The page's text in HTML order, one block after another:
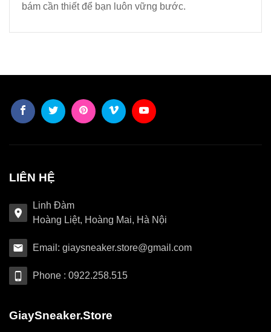
bám cần thiết để bạn luôn vững bước.
LIÊN HỆ
Linh Đàm
Hoàng Liệt, Hoàng Mai, Hà Nội
Email: giaysneaker.store@gmail.com
Phone : 0922.258.515
GiaySneaker.Store